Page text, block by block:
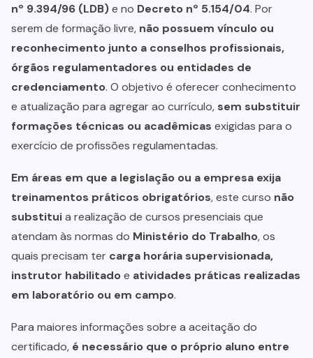
nº 9.394/96 (LDB)e no Decreto nº 5.154/04. Por
serem de formação livre, não possuem vínculo ou
reconhecimento junto a conselhos profissionais,
órgãos regulamentadores ou entidades de
credenciamento. O objetivo é oferecer conhecimento
e atualização para agregar ao currículo, sem substituir
formações técnicas ou acadêmicas exigidas para o
exercício de profissões regulamentadas.
Em áreas em que a legislação ou a empresa exija
treinamentos práticos obrigatórios, este curso não
substituia realização de cursos presenciais que
atendam às normas do Ministério do Trabalho, os
quais precisam ter carga horária supervisionada,
instrutor habilitadoe atividades práticas realizadas
em laboratório ou em campo.
Para maiores informações sobre a aceitação do
certificado, é necessário que o próprio aluno entre